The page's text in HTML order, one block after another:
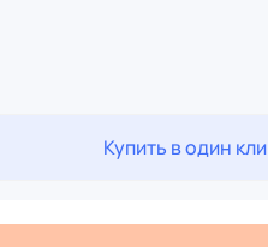
Купить в один